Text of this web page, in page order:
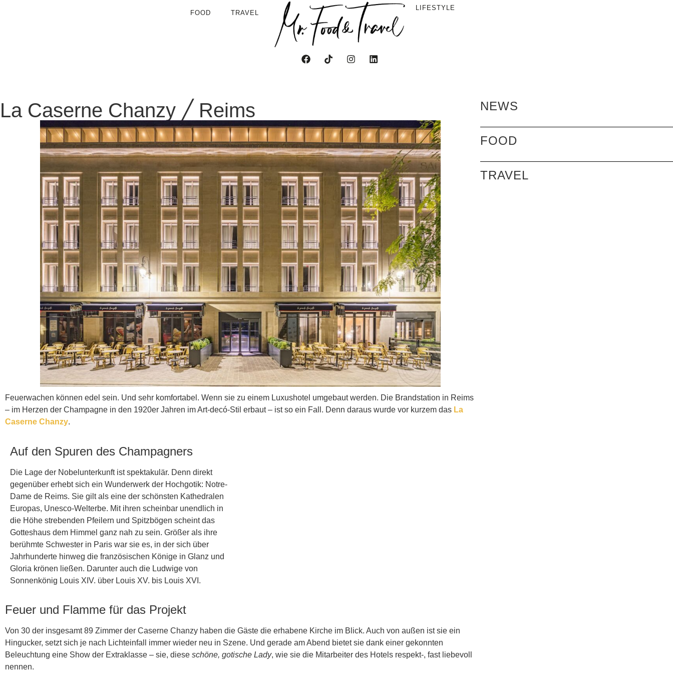
FOOD TRAVEL
LIFESTYLE
La Caserne Chanzy ╱ Reims
Feuerwachen können edel sein. Und sehr komfortabel. Wenn sie zu einem Luxushotel umgebaut werden. Die Brandstation in Reims
– im Herzen der Champagne in den 1920er Jahren im Art-decó-Stil erbaut – ist so ein Fall. Denn daraus wurde vor kurzem das La
Caserne Chanzy.
Auf den Spuren des Champagners
Die Lage der Nobelunterkunft ist spektakulär. Denn direkt
gegenüber erhebt sich ein Wunderwerk der Hochgotik: Notre-
Dame de Reims. Sie gilt als eine der schönsten Kathedralen
Europas, Unesco-Welterbe. Mit ihren scheinbar unendlich in
die Höhe strebenden Pfeilern und Spitzbögen scheint das
Gotteshaus dem Himmel ganz nah zu sein. Größer als ihre
berühmte Schwester in Paris war sie es, in der sich über
Jahrhunderte hinweg die französischen Könige in Glanz und
Gloria krönen ließen. Darunter auch die Ludwige von
Sonnenkönig Louis XIV. über Louis XV. bis Louis XVI.
Feuer und Flamme für das Projekt
Von 30 der insgesamt 89 Zimmer der Caserne Chanzy haben die Gäste die erhabene Kirche im Blick. Auch von außen ist sie ein
Hingucker, setzt sich je nach Lichteinfall immer wieder neu in Szene. Und gerade am Abend bietet sie dank einer gekonnten
Beleuchtung eine Show der Extraklasse – sie, diese schöne, gotische Lady, wie sie die Mitarbeiter des Hotels respekt-, fast liebevoll
nennen.
NEWS
MALLORCA ╱ SPANIEN
FOOD
TRAVEL